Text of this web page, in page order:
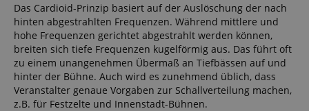
Das Cardioid-Prinzip basiert auf der Auslöschung der nach
hinten abgestrahlten Frequenzen. Während mittlere und
hohe Frequenzen gerichtet abgestrahlt werden können,
breiten sich tiefe Frequenzen kugelförmig aus. Das führt oft
zu einem unangenehmen Übermaß an Tiefbässen auf und
hinter der Bühne. Auch wird es zunehmend üblich, dass
Veranstalter genaue Vorgaben zur Schallverteilung machen,
z.B. für Festzelte und Innenstadt-Bühnen.